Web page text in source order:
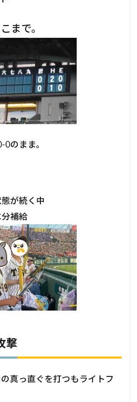
まで。
のまま。
が続く中
補給
撃
真っ直ぐを打つもライトフ